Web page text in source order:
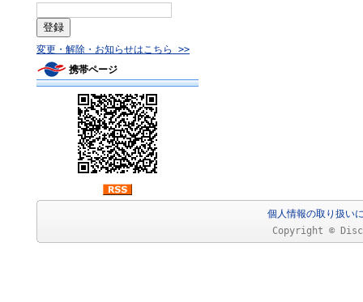
変更・解除・お知らせはこちら >>
携帯ページ
個人情報の取り扱い
Copyright ©